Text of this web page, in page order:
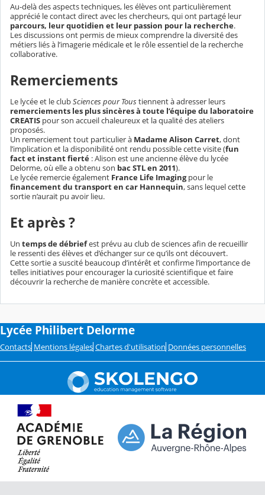
Au-delà des aspects techniques, les élèves ont particulièrement
apprécié le contact direct avec les chercheurs, qui ont partagé leur
parcours, leur quotidien et leur passion pour la recherche.
Les discussions ont permis de mieux comprendre la diversité des
métiers liés à l’imagerie médicale et le rôle essentiel de la recherche
collaborative.
Remerciements
Le lycée et le clubSciences pour Toustiennent à adresser leurs
remerciements les plus sincères à toute l’équipe du laboratoire
CREATIS pour son accueil chaleureux et la qualité des ateliers
proposés.
Un remerciement tout particulier à Madame Alison Carret, dont
l’implication et la disponibilité ont rendu possible cette visite (fun
fact et instant fierté : Alison est une ancienne élève du lycée
Delorme, où elle a obtenu son bac STL en 2011).
Le lycée remercie également France Life Imagingpour le
financement du transport en car Hannequin, sans lequel cette
sortie n’aurait pu avoir lieu.
Et après ?
Un temps de débriefest prévu au club de sciences afin de recueillir
le ressenti des élèves et d’échanger sur ce qu’ils ont découvert.
Cette sortie a suscité beaucoup d’intérêt et confirme l’importance de
telles initiatives pour encourager la curiosité scientifique et faire
découvrir la recherche de manière concrète et accessible.
Lycée Philibert Delorme
Contacts Mentions légales Chartes d'utilisation Données personnelles